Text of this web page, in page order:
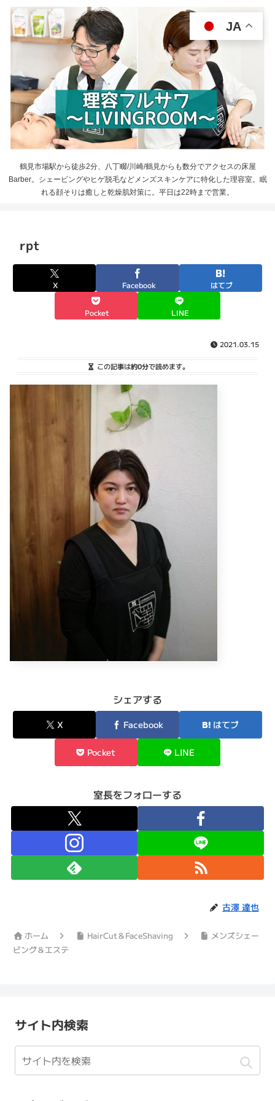
鶴見市場駅から徒歩2分、八丁畷/川崎/鶴見からも数分でアクセスの床屋
Barber。シェービングやヒゲ脱毛などメンズスキンケアに特化した理容室。眠
れる顔そりは癒しと乾燥肌対策に。平日は22時まで営業。
rpt
X Facebook はてブ
Pocket LINE
2021.03.15
この記事は約0分で読めます。
シェアする
X Facebook はてブ
Pocket LINE
室長をフォローする
古澤 達也
ホーム HairCut＆FaceShaving
メンズシェー
ビング＆エステ
サイト内検索
JA